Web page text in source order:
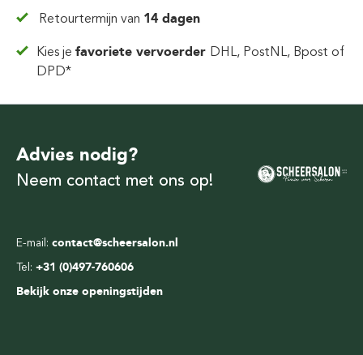
Retourtermijn van 14 dagen
Kies jefavoriete vervoerder DHL, PostNL, Bpost of
DPD*
E-mail: contact@scheersalon.nl
Tel: +31 (0)497-760606
Bekijk onze openingstijden
Advies nodig?
Neem contact met ons op!